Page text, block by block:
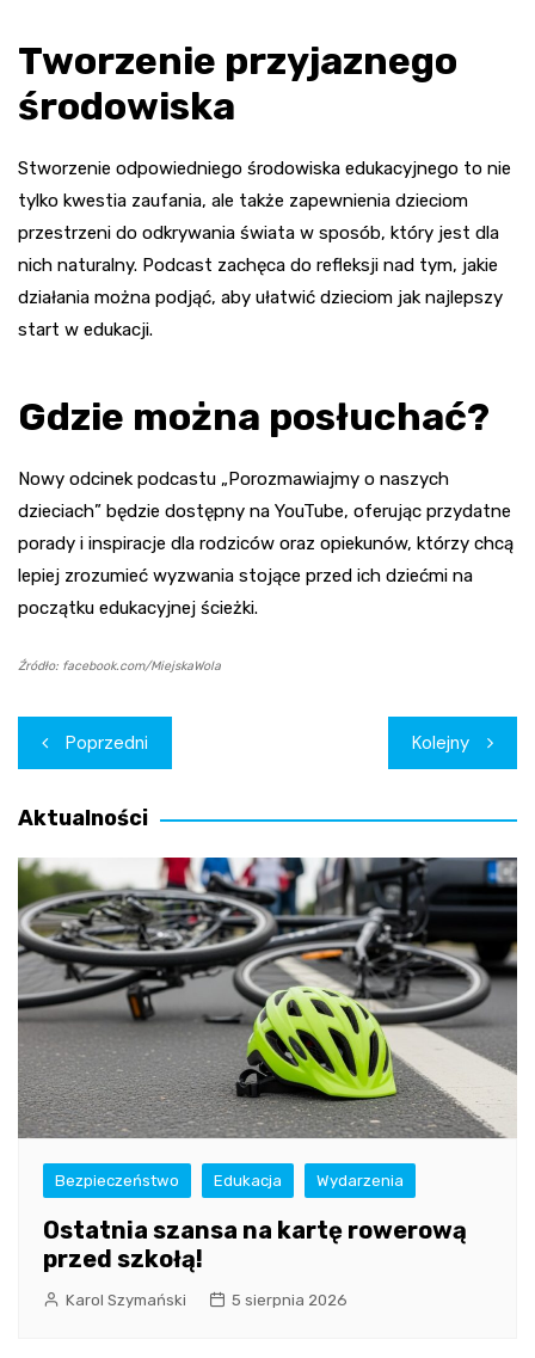
Tworzenie przyjaznego
środowiska
Stworzenie odpowiedniego środowiska edukacyjnego to nie
tylko kwestia zaufania, ale także zapewnienia dzieciom
przestrzeni do odkrywania świata w sposób, który jest dla
nich naturalny. Podcast zachęca do refleksji nad tym, jakie
działania można podjąć, aby ułatwić dzieciom jak najlepszy
start w edukacji.
Gdzie można posłuchać?
Nowy odcinek podcastu „Porozmawiajmy o naszych
dzieciach” będzie dostępny na YouTube, oferując przydatne
porady i inspiracje dla rodziców oraz opiekunów, którzy chcą
lepiej zrozumieć wyzwania stojące przed ich dziećmi na
początku edukacyjnej ścieżki.
Źródło: facebook.com/MiejskaWola
Nawigacja
wpisu
Poprzedni Kolejny
Aktualności
Bezpieczeństwo Edukacja Wydarzenia
Ostatnia szansa na kartę rowerową
przed szkołą!
Karol Szymański 5 sierpnia 2026